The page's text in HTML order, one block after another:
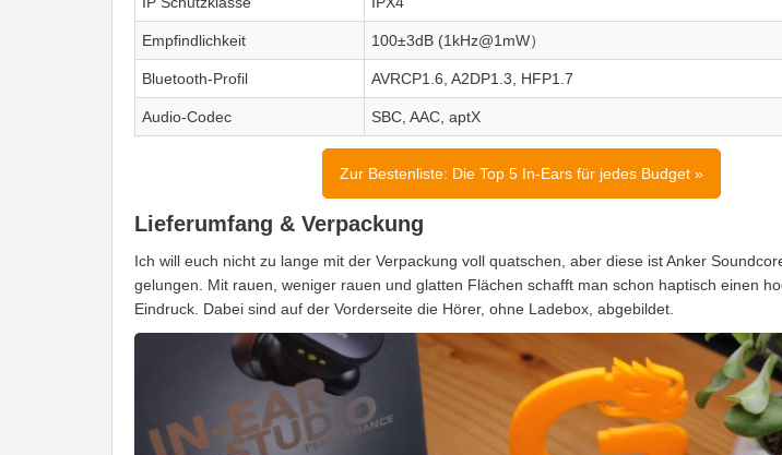
Empfindlichkeit 100±3dB (1kHz@1mW）
Bluetooth-Profil AVRCP1.6, A2DP1.3, HFP1.7
Audio-Codec SBC, AAC, aptX
Zur Bestenliste: Die Top 5 In-Ears für jedes Budget »
Lieferumfang & Verpackung
Ich will euch nicht zu lange mit der Verpackung voll quatschen, aber diese ist Anker
gelungen. Mit rauen, weniger rauen und glatten Flächen schafft man schon haptisch einen
Eindruck. Dabei sind auf der Vorderseite die Hörer, ohne Ladebox, abgebildet.